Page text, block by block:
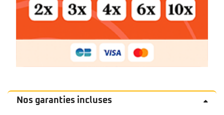
Nos garanties incluses